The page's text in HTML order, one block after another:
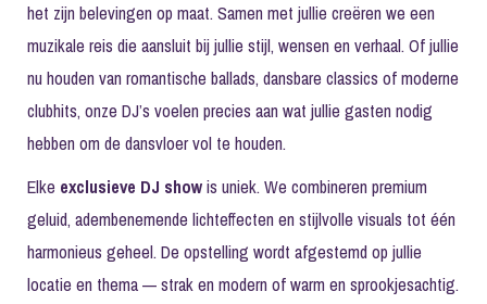
het zijn belevingen op maat. Samen met jullie creëren we een
muzikale reis die aansluit bij jullie stijl, wensen en verhaal. Of jullie
nu houden van romantische ballads, dansbare classics of moderne
clubhits, onze DJ’s voelen precies aan wat jullie gasten nodig
hebben om de dansvloer vol te houden.
Elke exclusieve DJ showis uniek. We combineren premium
geluid, adembenemende lichteffecten en stijlvolle visuals tot één
harmonieus geheel. De opstelling wordt afgestemd op jullie
locatie en thema — strak en modern of warm en sprookjesachtig.